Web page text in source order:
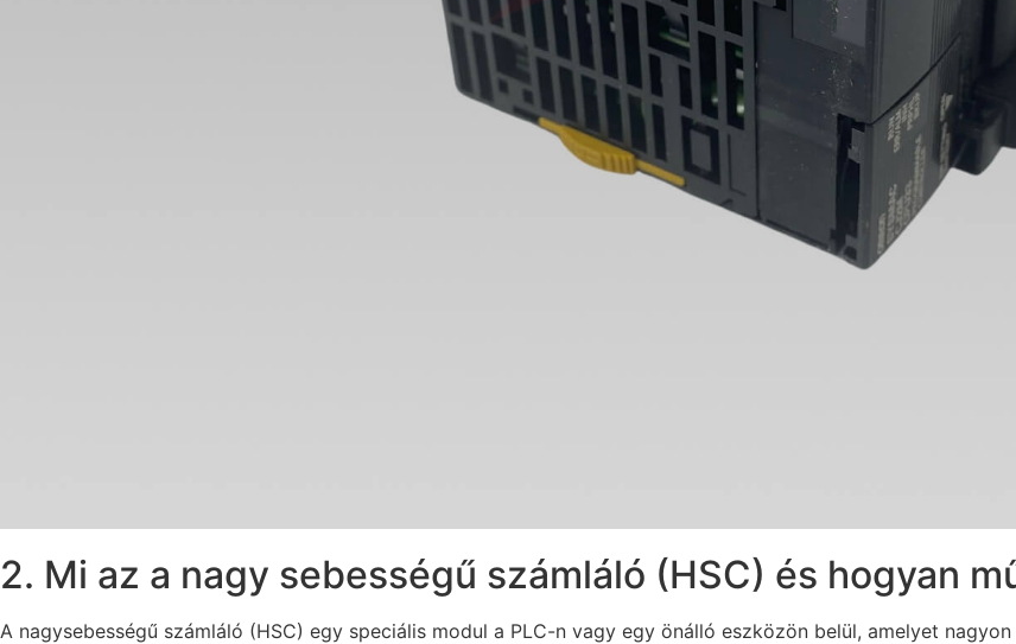
2. Mi az a nagy sebességű számláló (HSC) és hogyan
A nagysebességű számláló (HSC) egy speciális modul a PLC-n vagy egy önálló eszközön belül, amelyet